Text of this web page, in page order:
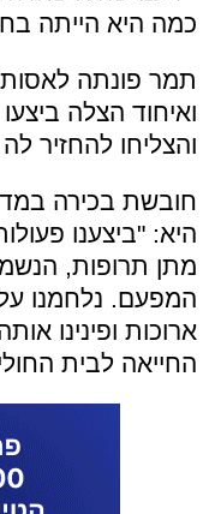
כמה היא הייתה
תמר פונתה
ואיחוד הצלה
והצליחו להחזיר
חובשת בכירה
היא: "ביצענו
מתן תרופות,
המפעם. נלחמנו
ארוכות ופינינו
החייאה לבית